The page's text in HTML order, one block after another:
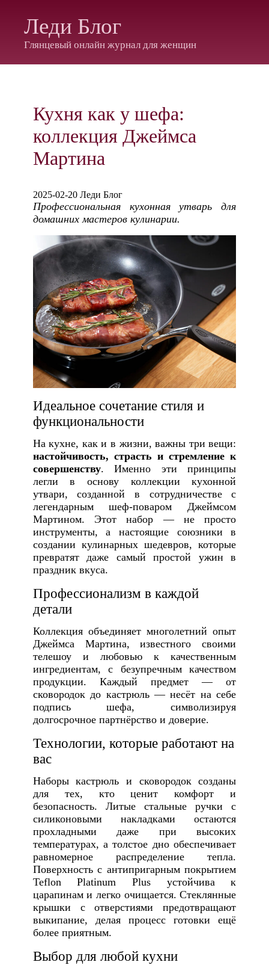
Леди Блог
Глянцевый онлайн журнал для женщин
Кухня как у шефа:
коллекция Джеймса
Мартина
2025-02-20 Леди Блог
Профессиональная кухонная утварь для
домашних мастеров кулинарии.
Идеальное сочетание стиля и
функциональности
На кухне, как и в жизни, важны три вещи:
настойчивость, страсть и стремление к
совершенству. Именно эти принципы
легли в основу коллекции кухонной
утвари, созданной в сотрудничестве с
легендарным шеф-поваром Джеймсом
Мартином. Этот набор — не просто
инструменты, а настоящие союзники в
создании кулинарных шедевров, которые
превратят даже самый простой ужин в
праздник вкуса.
Профессионализм в каждой
детали
Коллекция объединяет многолетний опыт
Джеймса Мартина, известного своими
телешоу и любовью к качественным
ингредиентам, с безупречным качеством
продукции. Каждый предмет — от
сковородок до кастрюль — несёт на себе
подпись шефа, символизируя
долгосрочное партнёрство и доверие.
Технологии, которые работают на
вас
Наборы кастрюль и сковородок созданы
для тех, кто ценит комфорт и
безопасность. Литые стальные ручки с
силиконовыми накладками остаются
прохладными даже при высоких
температурах, а толстое дно обеспечивает
равномерное распределение тепла.
Поверхность с антипригарным покрытием
Teflon Platinum Plus устойчива к
царапинам и легко очищается. Стеклянные
крышки с отверстиями предотвращают
выкипание, делая процесс готовки ещё
более приятным.
Выбор для любой кухни